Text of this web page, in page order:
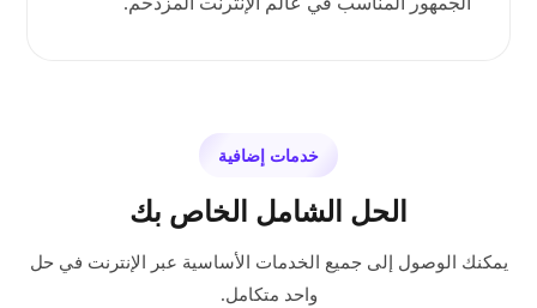
خدمات إضافية
الحل الشامل الخاص بك
يمكنك الوصول إلى جميع الخدمات الأساسية عبر الإنترنت في حل
واحد متكامل.